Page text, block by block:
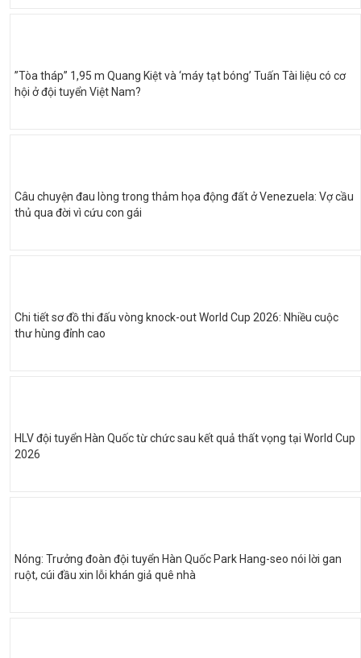
”Tòa tháp” 1,95 m Quang Kiệt và ‘máy tạt bóng’ Tuấn Tài liệu có cơ
hội ở đội tuyển Việt Nam?
Câu chuyện đau lòng trong thảm họa động đất ở Venezuela: Vợ cầu
thủ qua đời vì cứu con gái
Chi tiết sơ đồ thi đấu vòng knock-out World Cup 2026: Nhiều cuộc
thư hùng đỉnh cao
HLV đội tuyển Hàn Quốc từ chức sau kết quả thất vọng tại World Cup
2026
Nóng: Trưởng đoàn đội tuyển Hàn Quốc Park Hang-seo nói lời gan
ruột, cúi đầu xin lỗi khán giả quê nhà